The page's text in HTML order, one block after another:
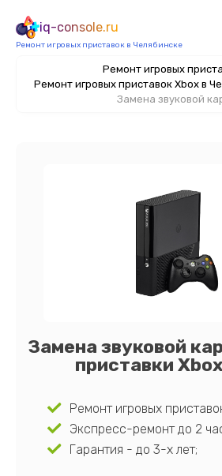
iq-console.ru
Ремонт игровых приставок в Челябинске
Ремонт игровых
Ремонт игровых приставок Xbox в
Замена звуковой
Замена звуковой
приставки
Ремонт игровых
Экспресс-ремонт до 2
Гарантия - до 3-х лет;